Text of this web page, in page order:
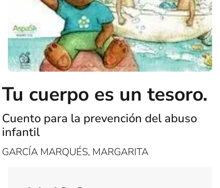
Tu cuerpo es un tesoro.
Cuento para la prevención del abuso
infantil
GARCÍA MARQUÉS, MARGARITA